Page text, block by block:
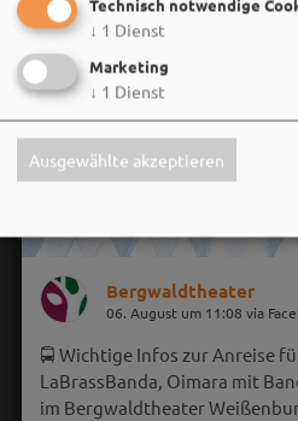
Bergwaldtheater
06. August um 11:08 via
🚍 Wichtige Infos zur Anreise
LaBrassBanda, Oimara mit
im Bergwaldtheater
Technisch notwendige
↓ 1 Dienst
Marketing
↓ 1 Dienst
Ausgewählte akzeptieren